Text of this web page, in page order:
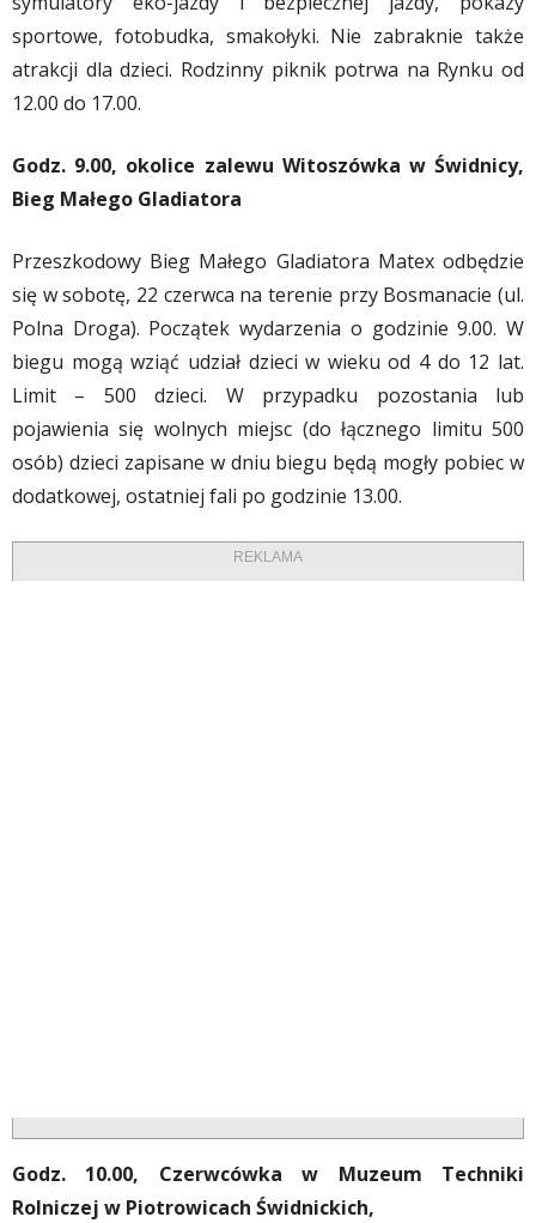
sportowe, fotobudka, smakołyki. Nie zabraknie także
atrakcji dla dzieci. Rodzinny piknik potrwa na Rynku od
12.00 do 17.00.
Godz. 9.00, okolice zalewu Witoszówka w Świdnicy,
Bieg Małego Gladiatora
Przeszkodowy Bieg Małego Gladiatora Matex odbędzie
się w sobotę, 22 czerwca na terenie przy Bosmanacie (ul.
Polna Droga). Początek wydarzenia o godzinie 9.00. W
biegu mogą wziąć udział dzieci w wieku od 4 do 12 lat.
Limit – 500 dzieci. W przypadku pozostania lub
pojawienia się wolnych miejsc (do łącznego limitu 500
osób) dzieci zapisane w dniu biegu będą mogły pobiec w
dodatkowej, ostatniej fali po godzinie 13.00.
REKLAMA
Godz. 10.00, Czerwcówka w Muzeum Techniki
Rolniczej w Piotrowicach Świdnickich,